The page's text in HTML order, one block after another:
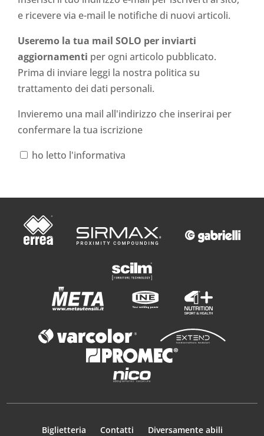
e ricevere via e-mail le notifiche di nuovi articoli.
Useremo la tua mail SOLO per inviarti
aggiornamenti per ogni articolo pubblicato.
Prima di inviare leggi la nostra politica su
trattamento dei dati personali.
Invieremo una mail all'indirizzo che inserirai per
confermare la tua iscrizione
ho letto l'informativa
Biglietteria Contatti Diversamente abili